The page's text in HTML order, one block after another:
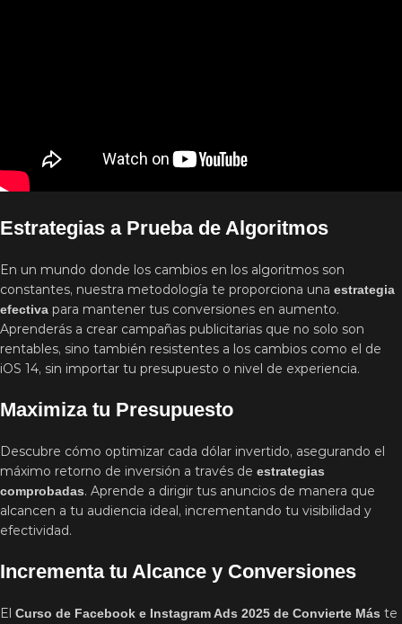
Estrategias a Prueba de Algoritmos
En un mundo donde los cambios en los algoritmos son
constantes, nuestra metodología te proporciona una estrategia
efectiva para mantener tus conversiones en aumento.
Aprenderás a crear campañas publicitarias que no solo son
rentables, sino también resistentes a los cambios como el de
iOS 14, sin importar tu presupuesto o nivel de experiencia.
Maximiza tu Presupuesto
Descubre cómo optimizar cada dólar invertido, asegurando el
máximo retorno de inversión a través de estrategias
comprobadas. Aprende a dirigir tus anuncios de manera que
alcancen a tu audiencia ideal, incrementando tu visibilidad y
efectividad.
Incrementa tu Alcance y Conversiones
El Curso de Facebook e Instagram Ads 2025 de Convierte Más te